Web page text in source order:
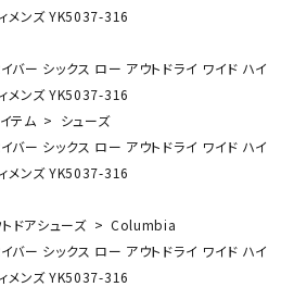
メンズ YK5037-316
ー シックス ロー アウトドライ ワイド ハイ
メンズ YK5037-316
テム
シューズ
ー シックス ロー アウトドライ ワイド ハイ
メンズ YK5037-316
ドアシューズ
Columbia
ー シックス ロー アウトドライ ワイド ハイ
メンズ YK5037-316